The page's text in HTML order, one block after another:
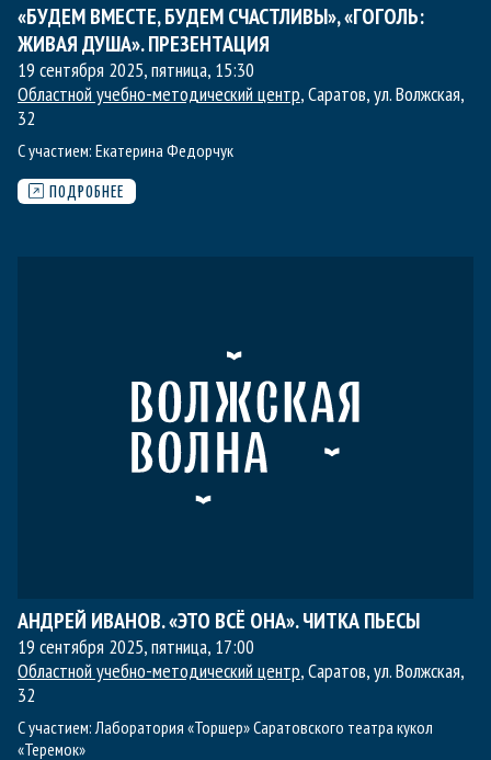
«БУДЕМ ВМЕСТЕ, БУДЕМ СЧАСТЛИВЫ», «ГОГОЛЬ:
ЖИВАЯ ДУША». ПРЕЗЕНТАЦИЯ
19 сентября 2025, пятница, 15:30
Областной учебно-методический центр, Саратов, ул. Волжская,
32
С участием: Екатерина Федорчук
ПОДРОБНЕЕ
АНДРЕЙ ИВАНОВ. «ЭТО ВСЁ ОНА». ЧИТКА ПЬЕСЫ
19 сентября 2025, пятница, 17:00
Областной учебно-методический центр, Саратов, ул. Волжская,
32
С участием:Лаборатория «Торшер» Саратовского театра кукол
«Теремок»